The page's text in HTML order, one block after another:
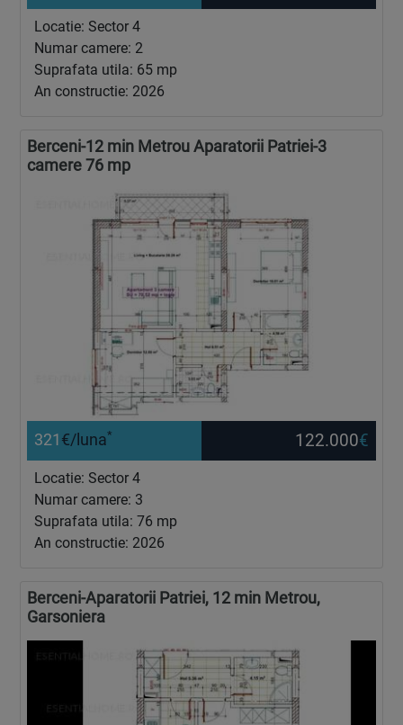
Locatie: Sector 4
Numar camere: 2
Suprafata utila: 65 mp
An constructie: 2026
Berceni-12 min Metrou Aparatorii Patriei-3
camere 76 mp
321 €/luna* 122.000€
Locatie: Sector 4
Numar camere: 3
Suprafata utila: 76 mp
An constructie: 2026
Berceni-Aparatorii Patriei, 12 min Metrou,
Garsoniera